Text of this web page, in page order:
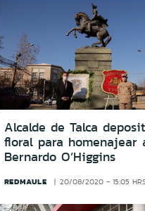
Alcalde de Talca
floral para homenajear
Bernardo O’Higgins
REDMAULE 20/08/2020 - 15:05